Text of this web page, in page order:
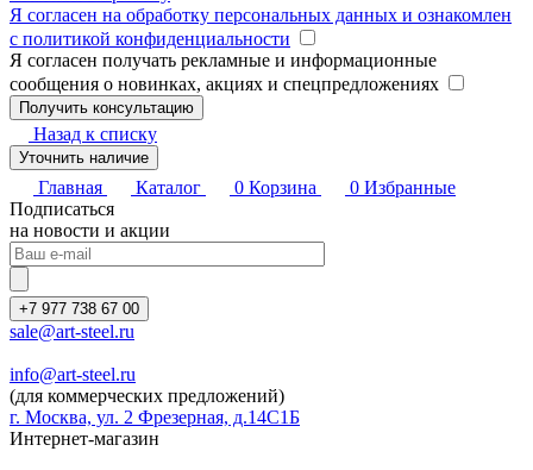
Я согласен на обработку персональных данных и ознакомлен
с политикой конфиденциальности
Я согласен получать рекламные и информационные
сообщения о новинках, акциях и спецпредложениях
Назад к списку
Уточнить наличие
Главная Каталог 0 Корзина 0 Избранные
Подписаться
на новости и акции
+7 977 738 67 00
sale@art-steel.ru
info@art-steel.ru
(для коммерческих предложений)
г. Москва, ул. 2 Фрезерная, д.14С1Б
Интернет-магазин